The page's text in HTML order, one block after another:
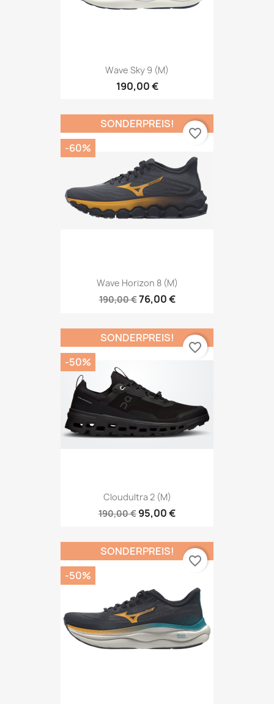
Wave Sky 9 (M)
190,00 €
Wave Horizon 8 (M)
190,00 €76,00 €
SONDERPREIS!
-60%
favorite_border
Cloudultra 2 (M)
190,00 € 95,00 €
SONDERPREIS!
-50%
favorite_border
SONDERPREIS!
-50%
favorite_border